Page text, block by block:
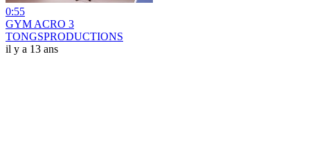
0:55
GYM ACRO 3
TONGSPRODUCTIONS
il y a 13 ans